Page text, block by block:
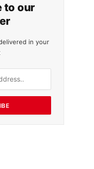
to our
in your